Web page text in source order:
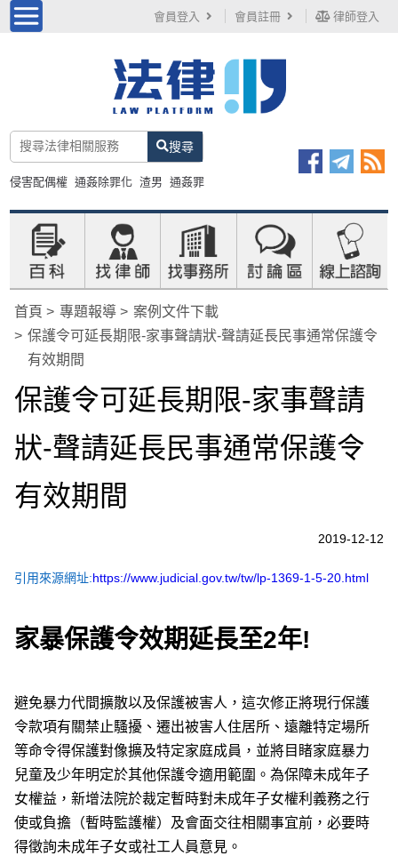
會員登入 會員註冊 律師登入
搜尋
侵害配偶權 通姦除罪化 渣男 通姦罪
首頁 專題報導
案例文件下載
保護令可延長期限-家事聲請狀-聲請延長民事通常保護令
有效期間
保護令可延長期限-家事聲請
狀-聲請延長民事通常保護令
有效期間
2019-12-12
引用來源網址:https://www.judicial.gov.tw/tw/lp-1369-1-5-20.html
家暴保護令效期延長至2年!
避免暴力代間擴散以及保護被害人，這次修正將現行保護
令款項有關禁止騷擾、遷出被害人住居所、遠離特定場所
等命令得保護對像擴及特定家庭成員，並將目睹家庭暴力
兒童及少年明定於其他保護令適用範圍。為保障未成年子
女權益，新增法院於裁定暫時對未成年子女權利義務之行
使或負擔（暫時監護權）及會面交往相關事宜前，必要時
得徵詢未成年子女或社工人員意見。